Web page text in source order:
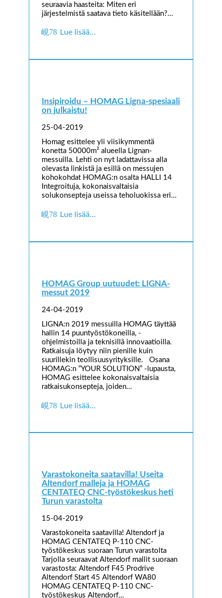
seuraavia haasteita: Miten eri
järjestelmistä saatava tieto käsitellään?…
Lue lisää…
Insipiroidu – HOMAG Ligna-spesiaali
on julkaistu!
25-04-2019
Homag esittelee yli viisikymmentä
konetta 50000m² alueella Lignan-
messuilla. Lehti on nyt ladattavissa alla
olevasta linkistä ja esillä on messujen
kohokohdat HOMAG:n osalta HALLI 14
Integroituja, kokonaisvaltaisia
solukonsepteja useissa teholuokissa eri…
Lue lisää…
HOMAG Group uutuudet: LIGNA-
messut 2019
24-04-2019
LIGNA:n 2019 messuilla HOMAG täyttää
hallin 14 puuntyöstökoneilla, -
ohjelmistoilla ja teknisillä innovaatioilla.
Ratkaisuja löytyy niin pienille kuin
suurillekin teollisuusyrityksille. Osana
HOMAG:n ”YOUR SOLUTION” -lupausta,
HOMAG esittelee kokonaisvaltaisia
ratkaisukonsepteja, joiden…
Lue lisää…
Varastokoneita saatavilla! Useita
Altendorf malleja ja HOMAG
CENTATEQ CNC-työstökeskus heti
Turun varastolta
15-04-2019
Varastokoneita saatavilla! Altendorf ja
HOMAG CENTATEQ P-110 CNC-
työstökeskus suoraan Turun varastolta
Tarjolla seuraavat Altendorf mallit suoraan
varastosta: Altendorf F45 Prodrive
Altendorf Start 45 Altendorf WA80
HOMAG CENTATEQ P-110 CNC-
työstökeskus Altendorf…